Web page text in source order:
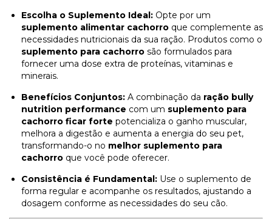
Escolha o Suplemento Ideal: Opte por um
suplemento alimentar cachorro que complemente as
necessidades nutricionais da sua ração. Produtos como o
suplemento para cachorro são formulados para
fornecer uma dose extra de proteínas, vitaminas e
minerais.
Benefícios Conjuntos: A combinação da ração bully
nutrition performance com um suplemento para
cachorro ficar forte potencializa o ganho muscular,
melhora a digestão e aumenta a energia do seu pet,
transformando-o no melhor suplemento para
cachorro que você pode oferecer.
Consistência é Fundamental: Use o suplemento de
forma regular e acompanhe os resultados, ajustando a
dosagem conforme as necessidades do seu cão.